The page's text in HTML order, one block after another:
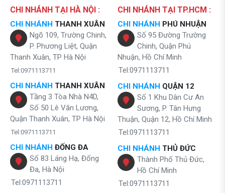
CHI NHÁNH TẠI HÀ NỘI :
CHI NHÁNH THANH XUÂN
Ngõ 109, Trường Chinh,
P. Phương Liệt, Quận
Thanh Xuân, TP Hà Nội
Tel:0971113711
CHI NHÁNH THANH XUÂN
Tầng 3 Tòa Nhà N4D,
Số 50 Lê Văn Lương,
Quận Thanh Xuân, TP Hà Nội
Tel:0971113711
CHI NHÁNH ĐỐNG ĐA
Số 83 Láng Hạ, Đống
Đa, Hà Nội
Tel:0971113711
CHI NHÁNH TẠI TP.HCM :
CHI NHÁNH PHÚ NHUẬN
Số 95 Đường Trường
Chinh, Quận Phú
Nhuận, Hồ Chí Minh
Tel:0971113711
CHI NHÁNH QUẬN 12
Số 1 Khu Dân Cư An
Sương, P. Tân Hưng
Thuận, Quận 12, Hồ Chí Minh
Tel:0971113711
CHI NHÁNH THỦ ĐỨC
Thành Phố Thủ Đức,
Hồ Chí Minh
Tel:0971113711